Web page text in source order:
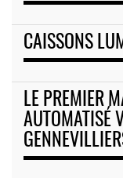
CAISSONS
LE PREMIER
AUTOMATISÉ